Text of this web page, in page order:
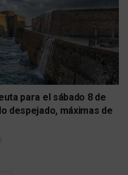
para el sábado 8 de
despejado, máximas de